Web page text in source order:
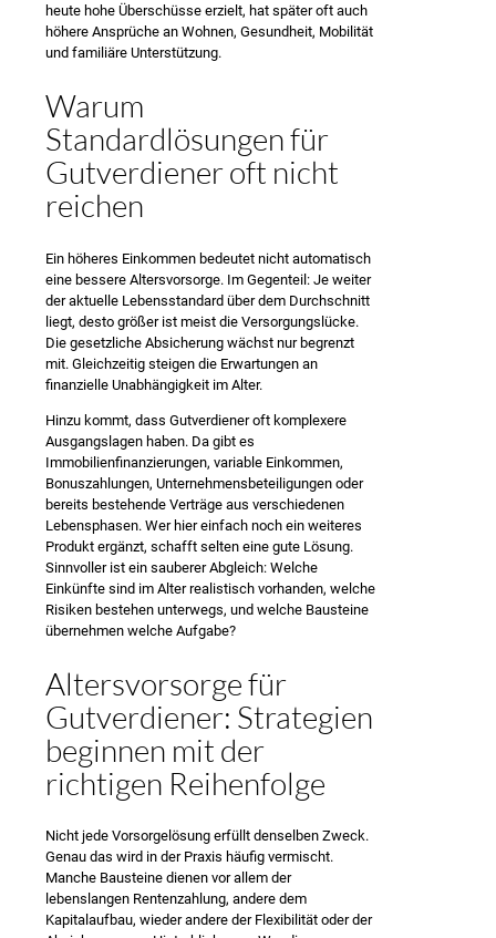
heute hohe Überschüsse erzielt, hat später oft auch
höhere Ansprüche an Wohnen, Gesundheit, Mobilität
und familiäre Unterstützung.
Warum
Standardlösungen für
Gutverdiener oft nicht
reichen
Ein höheres Einkommen bedeutet nicht automatisch
eine bessere Altersvorsorge. Im Gegenteil: Je weiter
der aktuelle Lebensstandard über dem Durchschnitt
liegt, desto größer ist meist die Versorgungslücke.
Die gesetzliche Absicherung wächst nur begrenzt
mit. Gleichzeitig steigen die Erwartungen an
finanzielle Unabhängigkeit im Alter.
Hinzu kommt, dass Gutverdiener oft komplexere
Ausgangslagen haben. Da gibt es
Immobilienfinanzierungen, variable Einkommen,
Bonuszahlungen, Unternehmensbeteiligungen oder
bereits bestehende Verträge aus verschiedenen
Lebensphasen. Wer hier einfach noch ein weiteres
Produkt ergänzt, schafft selten eine gute Lösung.
Sinnvoller ist ein sauberer Abgleich: Welche
Einkünfte sind im Alter realistisch vorhanden, welche
Risiken bestehen unterwegs, und welche Bausteine
übernehmen welche Aufgabe?
Altersvorsorge für
Gutverdiener: Strategien
beginnen mit der
richtigen Reihenfolge
Nicht jede Vorsorgelösung erfüllt denselben Zweck.
Genau das wird in der Praxis häufig vermischt.
Manche Bausteine dienen vor allem der
lebenslangen Rentenzahlung, andere dem
Kapitalaufbau, wieder andere der Flexibilität oder der